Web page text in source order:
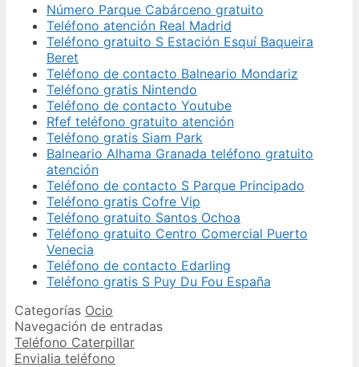
Número Parque Cabárceno gratuito
Teléfono atención Real Madrid
Teléfono gratuito S Estación Esquí Baqueira
Beret
Teléfono de contacto Balneario Mondariz
Teléfono gratis Nintendo
Teléfono de contacto Youtube
Rfef teléfono gratuito atención
Teléfono gratis Siam Park
Balneario Alhama Granada teléfono gratuito
atención
Teléfono de contacto S Parque Principado
Teléfono gratis Cofre Vip
Teléfono gratuito Santos Ochoa
Teléfono gratuito Centro Comercial Puerto
Venecia
Teléfono de contacto Edarling
Teléfono gratis S Puy Du Fou España
Categorías Ocio
Navegación de entradas
Teléfono Caterpillar
Envialia teléfono